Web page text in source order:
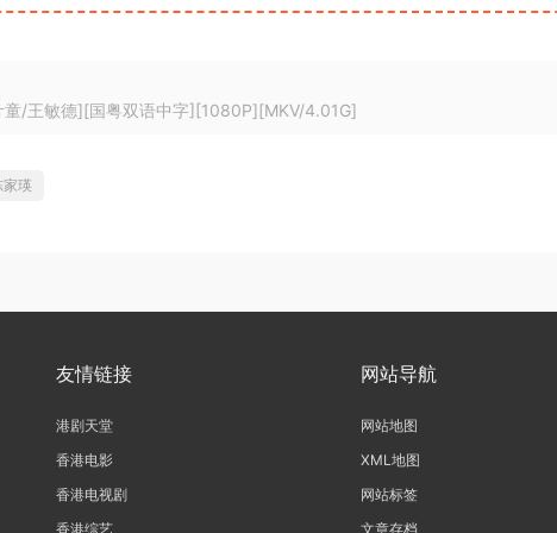
/王敏德][国粤双语中字][1080P][MKV/4.01G]
家瑛
友情链接
港剧天堂
香港电影
香港电视剧
香港综艺
网站导航
网站地图
XML地图
网站标签
文章存档